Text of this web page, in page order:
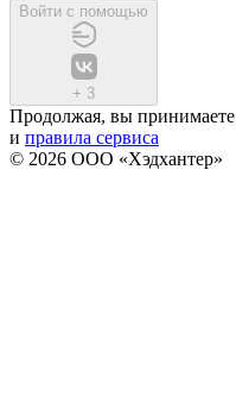
Войти с помощью
+ 3
Продолжая, вы принимаете
и правила сервиса
© 2026 ООО «Хэдхантер»